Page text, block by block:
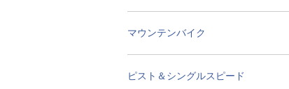
マウンテンバイク
ピスト＆シングルスピード